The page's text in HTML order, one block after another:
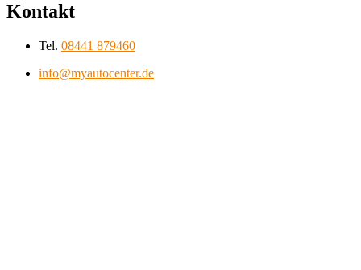
Kontakt
Tel. 08441 879460
info@myautocenter.de